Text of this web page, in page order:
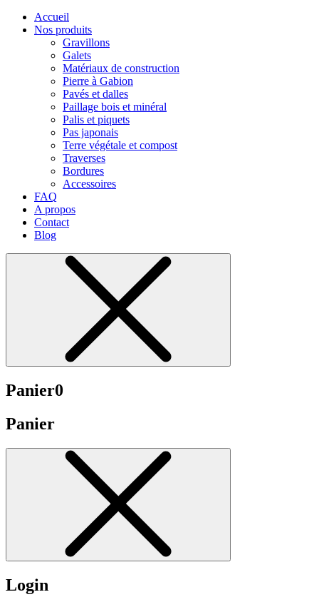
Accueil
Nos produits
Gravillons
Galets
Matériaux de construction
Pierre à Gabion
Pavés et dalles
Paillage bois et minéral
Palis et piquets
Pas japonais
Terre végétale et compost
Traverses
Bordures
Accessoires
FAQ
A propos
Contact
Blog
Panier0
Panier
Login